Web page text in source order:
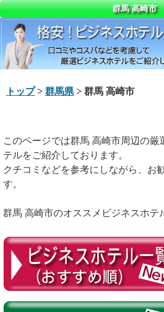
群馬 高崎市
トップ> 群馬県 > 群馬 高崎市
このページでは群馬 高崎市周辺の厳
テルをご紹介しております。
クチコミなどを参考にしながら、お
す。
群馬 高崎市のオススメビジネスホテ